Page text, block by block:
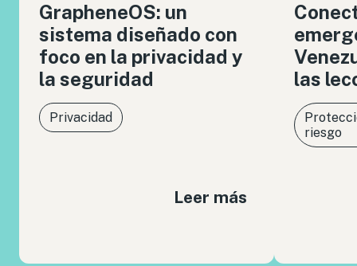
GrapheneOS: un
sistema diseñado con
foco en la privacidad y
la seguridad
Privacidad
Leer más
las
riesgo